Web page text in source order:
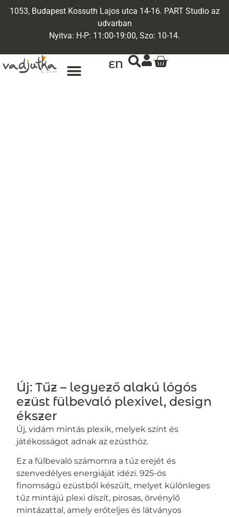
1053, Budapest Kossuth Lajos utca 14-16. PART Studio az
udvarban
Nyitva: H-P: 11:00-19:00, Szo: 10-14.
EN
Új: Tűz – legyező alakú lógós
ezüst fülbevaló plexivel, design
ékszer
Új, vidám mintás plexik, melyek színt és
játékosságot adnak az ezüsthöz.
Ez a fülbevaló számomra a tűz erejét és
szenvedélyes energiáját idézi. 925-ös
finomságú ezüstből készült, melyet különleges
tűz mintájú plexi díszít, pirosas, örvénylő
mintázattal, amely erőteljes és látványos